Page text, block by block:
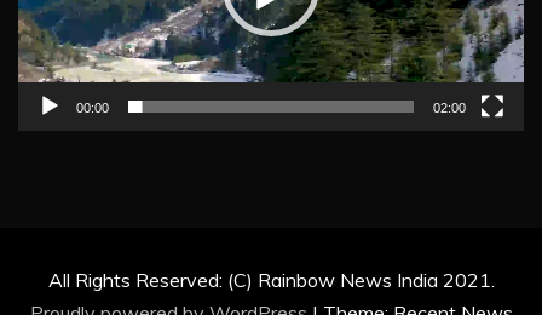
00:00 02:00
All Rights Reserved: (C) Rainbow News India 2021.